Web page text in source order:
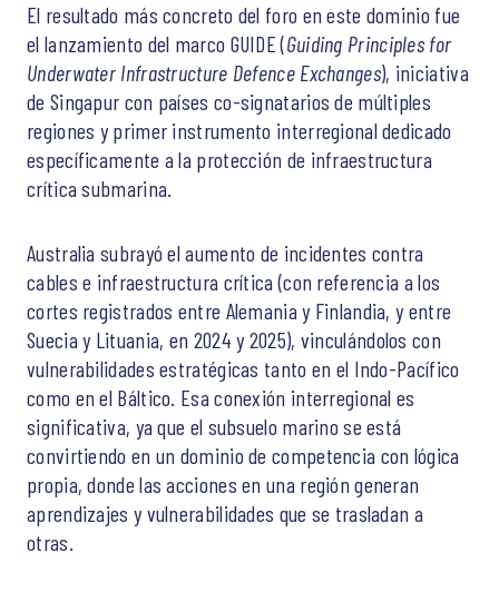
El resultado más concreto del foro en este dominio fue
el lanzamiento del marco GUIDE (Guiding Principles for
Underwater Infrastructure Defence Exchanges), iniciativa
de Singapur con países co-signatarios de múltiples
regiones y primer instrumento interregional dedicado
específicamente a la protección de infraestructura
crítica submarina.
Australia subrayó el aumento de incidentes contra
cables e infraestructura crítica (con referencia a los
cortes registrados entre Alemania y Finlandia, y entre
Suecia y Lituania, en 2024 y 2025), vinculándolos con
vulnerabilidades estratégicas tanto en el Indo-Pacífico
como en el Báltico. Esa conexión interregional es
significativa, ya que el subsuelo marino se está
convirtiendo en un dominio de competencia con lógica
propia, donde las acciones en una región generan
aprendizajes y vulnerabilidades que se trasladan a
otras.